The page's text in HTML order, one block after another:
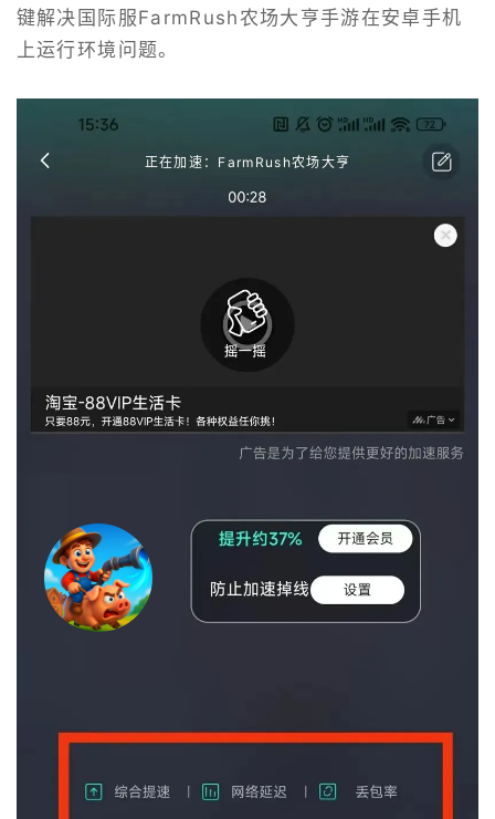
键解决国际服FarmRush农场大亨手游在安卓手机
上运行环境问题。
正在加速：FarmRush农场大亨